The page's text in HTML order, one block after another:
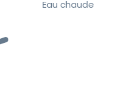
Eau chaude